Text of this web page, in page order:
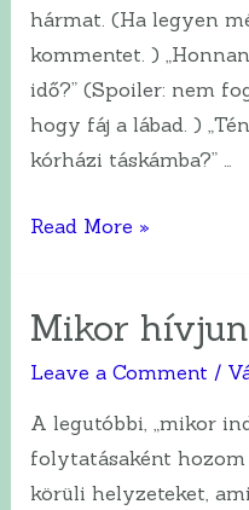
hármat. (Ha legyen
kommentet. )
idő?” (Spoiler: nem
hogy fáj a lábad. )
kórházi táskámba?” …
Kerdések
váró
anyukáktól
és
a
válaszaim
Read More »
Mikor
Leave a Comment /
A legutóbbi, „mikor
folytatásaként hozom
körüli helyzeteket,